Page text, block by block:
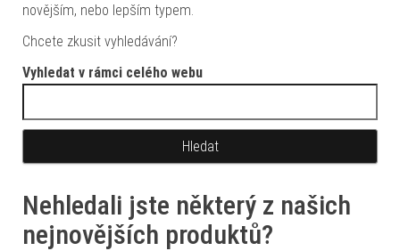
novějším, nebo lepším typem.
Chcete zkusit vyhledávání?
Vyhledat v rámci celého webu
Nehledali jste některý z našich
nejnovějších produktů?